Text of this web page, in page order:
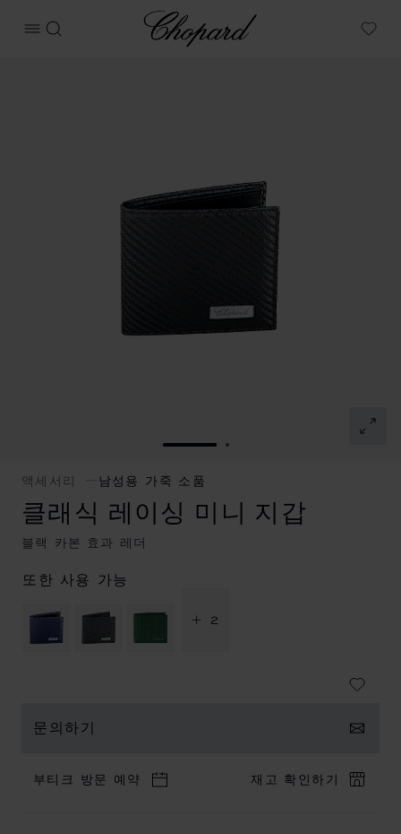
메뉴 열기
검색
Chopard
My
슬라이드로 이동 1
슬라이드로 이동 2
액세서리 남성용 가죽 소품
클래식 레이싱 미니 지갑
블랙 카본 효과 레더
또한 사용 가능
+ 2
문의하기
부티크 방문 예약 재고 확인하기